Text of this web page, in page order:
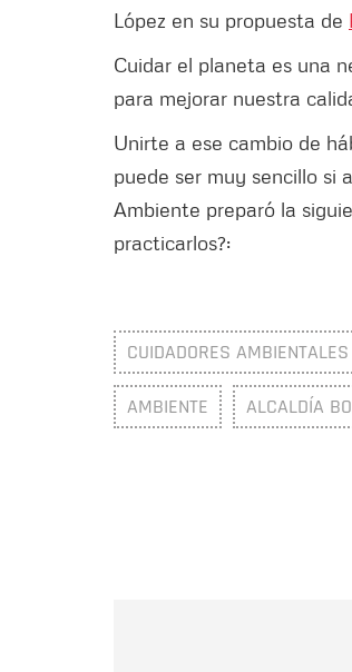
López en su propuesta de
Cuidar el planeta es una
para mejorar nuestra
Unirte a ese cambio de
puede ser muy sencillo si
Ambiente preparó la
practicarlos?:
CUIDADORES AMBIENTALES
AMBIENTE ALCALDÍA